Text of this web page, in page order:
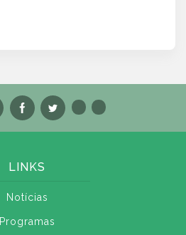
LINKS
Notícias
Programas